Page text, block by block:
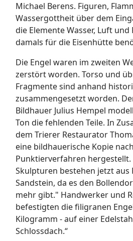
Michael Berens. Figuren,
Wassergottheit über dem
die Elemente Wasser, Luft und
damals für die Eisenhütte
Die Engel waren im zweiten
zerstört worden. Torso und
Fragmente sind anhand
zusammengesetzt worden.
Bildhauer Julius Hempel
Ton die fehlenden Teile. In
dem Trierer Restaurator
eine bildhauerische Kopie
Punktierverfahren hergestellt.
Skulpturen bestehen jetzt
Sandstein, da es den
mehr gibt." Handwerker und
befestigten die filigranen
Kilogramm - auf einer
Schlossdach.“